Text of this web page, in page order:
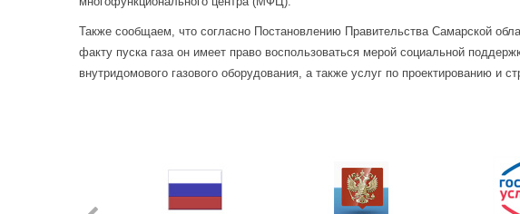
Также сообщаем, что согласно Постановлению Правительства Самарской
факту пуска газа он имеет право воспользоваться мерой социальной
внутридомового газового оборудования, а также услуг по проектированию и